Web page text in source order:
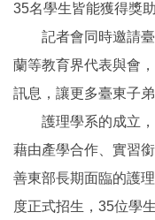
35名學生皆能獲得獎
記者會同時邀請臺
蘭等教育界代表與會
訊息，讓更多臺東子
護理學系的成立，
藉由產學合作、實習
善東部長期面臨的護
度正式招生，35位學